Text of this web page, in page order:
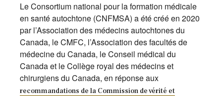
Le Consortium national pour la formation médicale
en santé autochtone (CNFMSA) a été créé en 2020
par l’Association des médecins autochtones du
Canada, le CMFC, l’Association des facultés de
médecine du Canada, le Conseil médical du
Canada et le Collège royal des médecins et
chirurgiens du Canada, en réponse aux
recommandations de la Commission de vérité et